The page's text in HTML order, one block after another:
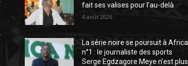
fait ses valises pour l’au-delà
4 août 2026
La série noire se poursuit à Africa
n°1 : le journaliste des sports
Serge Egdzagore Meye n’est plus